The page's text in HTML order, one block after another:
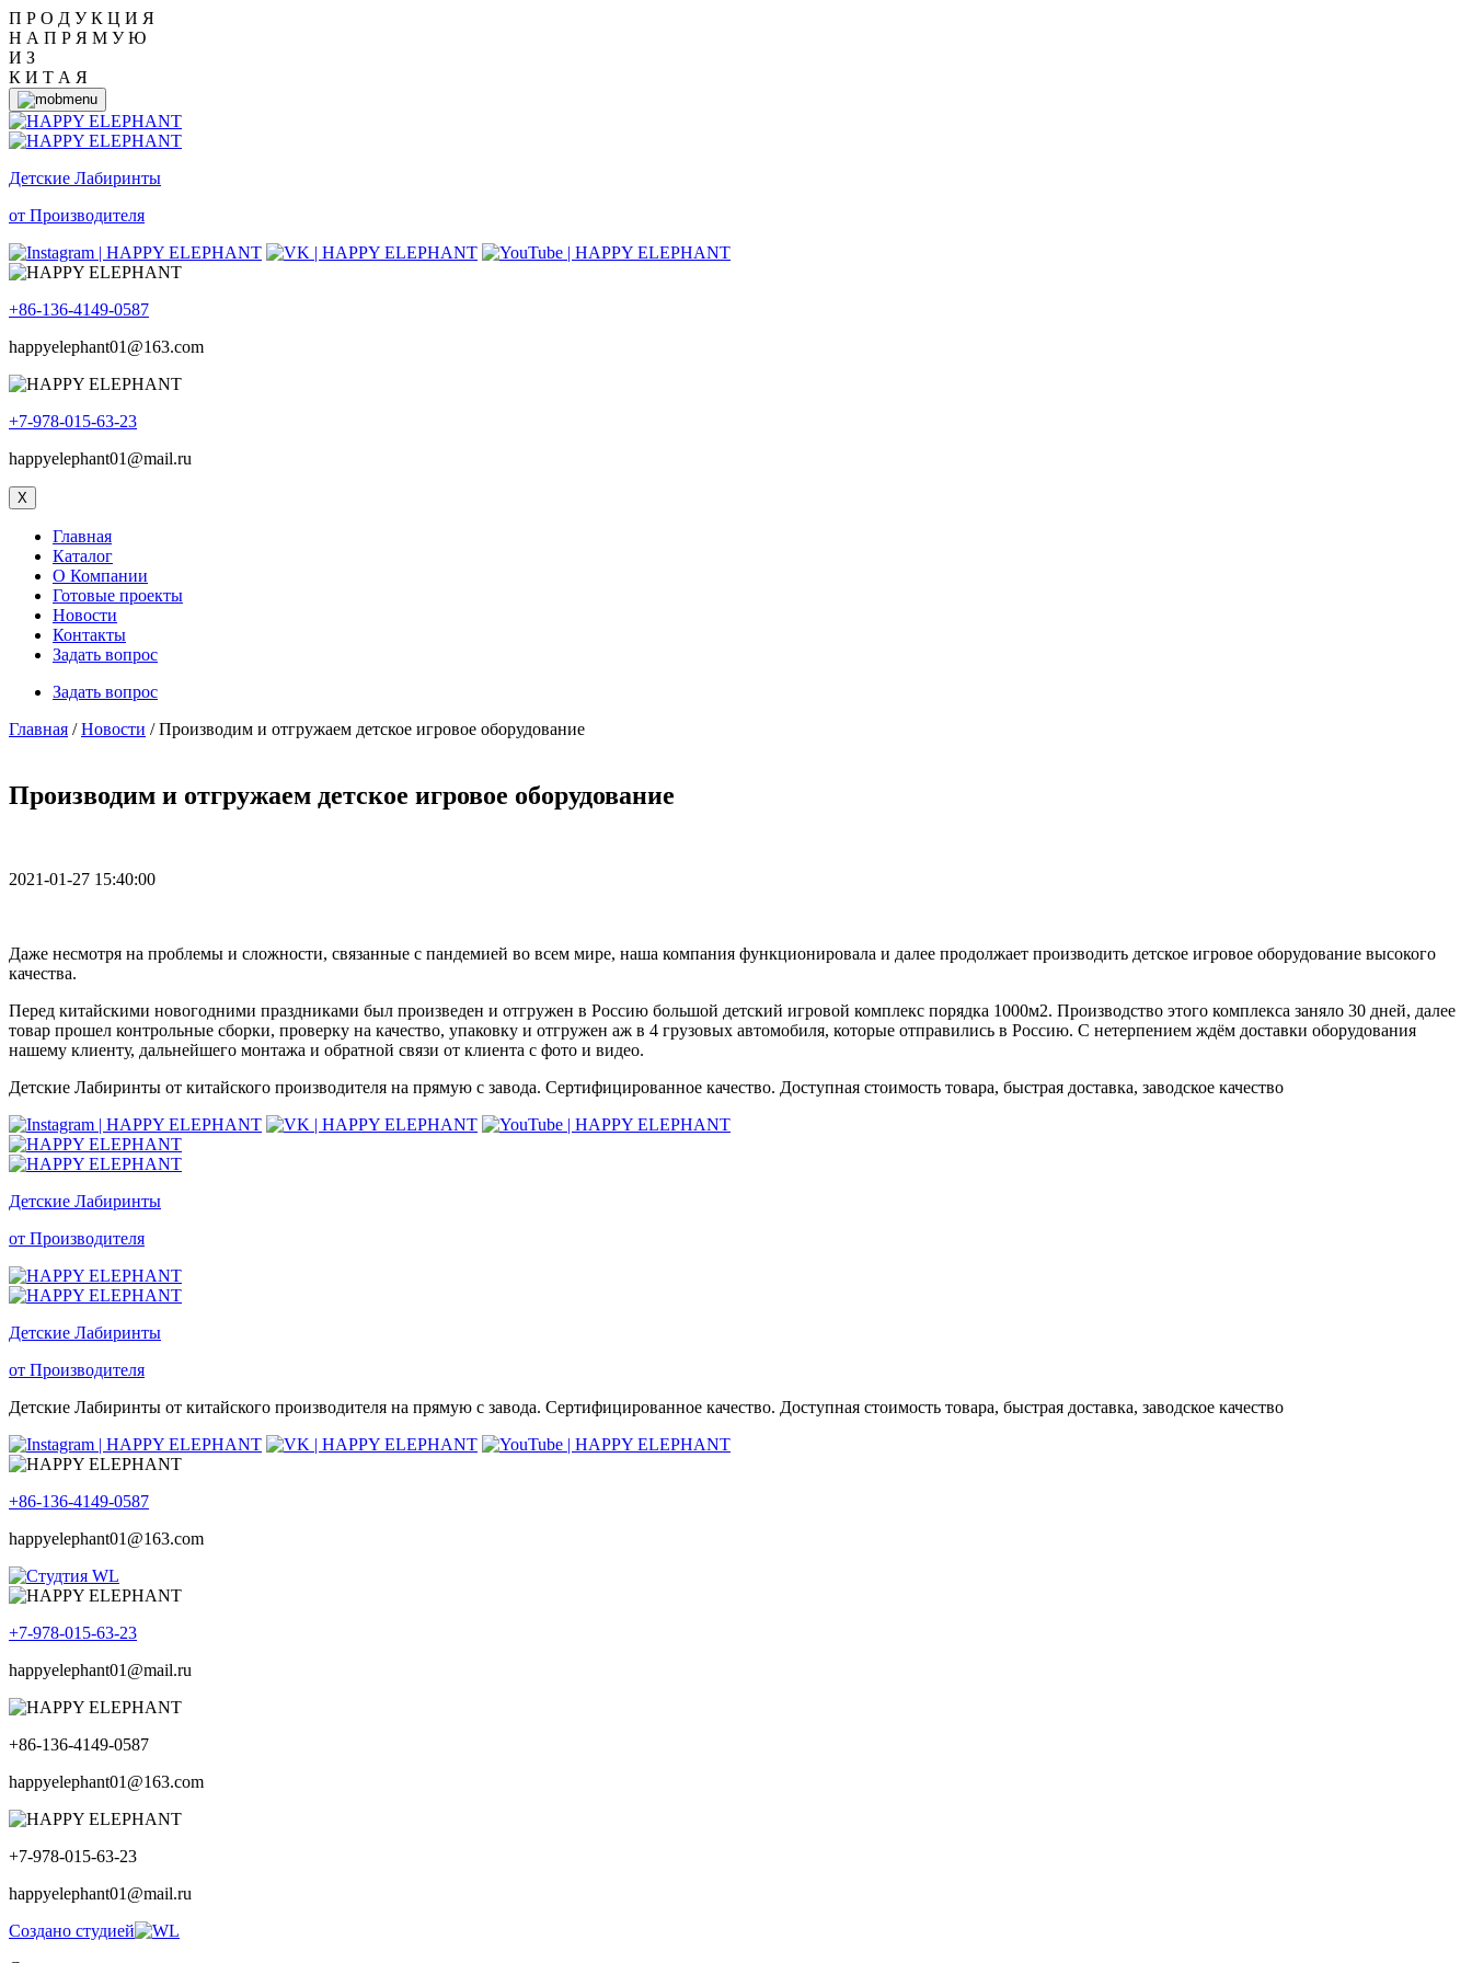
П Р О Д У К Ц И Я
Н А П Р Я М У Ю
И З
К И Т А Я
Детские Лабиринты
от Производителя
+86-136-4149-0587
happyelephant01@163.com
+7-978-015-63-23
happyelephant01@mail.ru
X
Главная
Каталог
О Компании
Готовые проекты
Новости
Контакты
Задать вопрос
Задать вопрос
Главная /Новости / Производим и отгружаем детское игровое оборудование
Производим и отгружаем детское игровое оборудование
2021-01-27 15:40:00
Даже несмотря на проблемы и сложности, связанные с пандемией во всем мире, наша компания функционировала и далее продолжает производить детское игровое оборудование высокого
качества.
Перед китайскими новогодними праздниками был произведен и отгружен в Россию большой детский игровой комплекс порядка 1000м2. Производство этого комплекса заняло 30 дней, далее
товар прошел контрольные сборки, проверку на качество, упаковку и отгружен аж в 4 грузовых автомобиля, которые отправились в Россию. С нетерпением ждём доставки оборудования
нашему клиенту, дальнейшего монтажа и обратной связи от клиента с фото и видео.
Детские Лабиринты от китайского производителя на прямую с завода. Сертифицированное качество. Доступная стоимость товара, быстрая доставка, заводское качество
Детские Лабиринты
от Производителя
Детские Лабиринты
от Производителя
Детские Лабиринты от китайского производителя на прямую с завода. Сертифицированное качество. Доступная стоимость товара, быстрая доставка, заводское качество
+86-136-4149-0587
happyelephant01@163.com
+7-978-015-63-23
happyelephant01@mail.ru
+86-136-4149-0587
happyelephant01@163.com
+7-978-015-63-23
happyelephant01@mail.ru
Создано студией